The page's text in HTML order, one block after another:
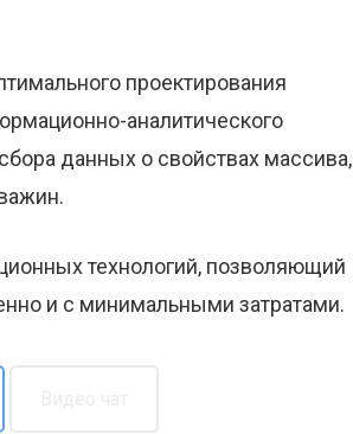
проектирования
аналитического
данных о свойствах массива,
технологий, позволяющий
и с минимальными затратами.